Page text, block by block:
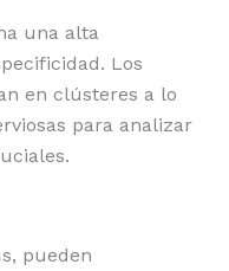
una alta
Los
en clústeres a lo
para analizar
pueden